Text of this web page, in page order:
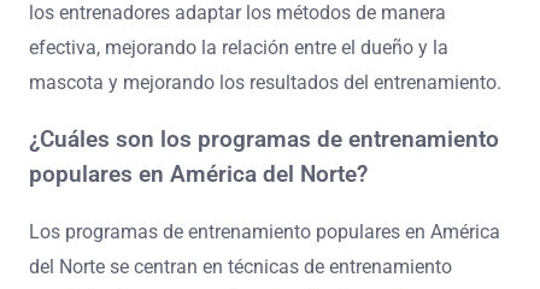
los entrenadores adaptar los métodos de manera
efectiva, mejorando la relación entre el dueño y la
mascota y mejorando los resultados del entrenamiento.
¿Cuáles son los programas de entrenamiento
populares en América del Norte?
Los programas de entrenamiento populares en América
del Norte se centran en técnicas de entrenamiento